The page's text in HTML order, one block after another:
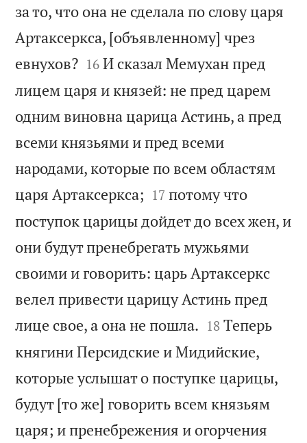
за то, что она не сделала по слову царя
Артаксеркса, [объявленному] чрез
евнухов?
16 И сказал Мемухан пред
лицем царя и князей: не пред царем
одним виновна царица Астинь, а пред
всеми князьями и пред всеми
народами, которые по всем областям
царя Артаксеркса; 

17 потому что
поступок царицы дойдет до всех жен, и
они будут пренебрегать мужьями
своими и говорить: царь Артаксеркс
велел привести царицу Астинь пред
лице свое, а она не пошла. 

18 Теперь
княгини Персидские и Мидийские,
которые услышат о поступке царицы,
будут [то же] говорить всем князьям
царя; и пренебрежения и огорчения